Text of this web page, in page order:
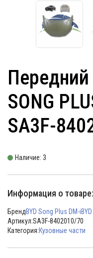
Передний
SONG
SA3F-
Наличие: 3
Информация о товаре:
БрендBYD Song Plus DM-i
Артикул:SA3F-8402010/70
Категория:Кузовные части